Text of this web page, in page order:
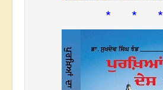
* * *